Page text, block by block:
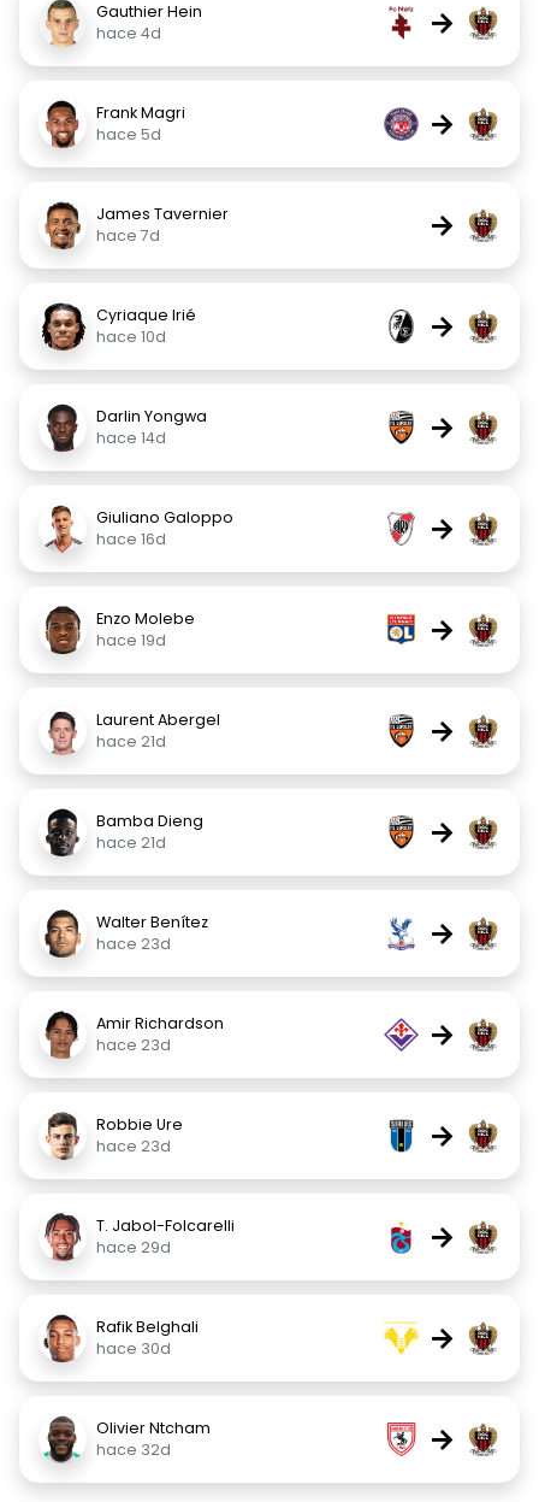
Gauthier Hein
hace 4d
→
Frank Magri
hace 5d
→
James Tavernier
hace 7d
→
Cyriaque Irié
hace 10d
→
Darlin Yongwa
hace 14d
→
Giuliano Galoppo
hace 16d
→
Enzo Molebe
hace 19d
→
Laurent Abergel
hace 21d
→
Bamba Dieng
hace 21d
→
Walter Benítez
hace 23d
→
Amir Richardson
hace 23d
→
Robbie Ure
hace 23d
→
T. Jabol-Folcarelli
hace 29d
→
Rafik Belghali
hace 30d
→
Olivier Ntcham
hace 32d
→